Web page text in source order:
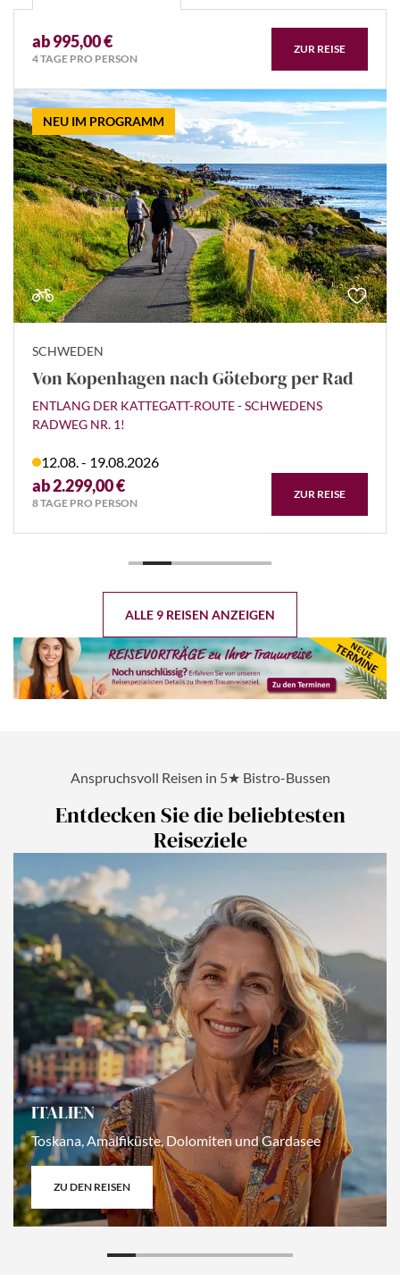
ab 995,00 €
4 TAGE PRO PERSON
ZUR REISE
NEU IM PROGRAMM
SCHWEDEN
Von Kopenhagen nach Göteborg per Rad
ENTLANG DER KATTEGATT-ROUTE - SCHWEDENS
RADWEG NR. 1!
12.08. - 19.08.2026
ab 2.299,00 €
8 TAGE PRO PERSON
ZUR REISE
ALLE 9 REISEN ANZEIGEN
Anspruchsvoll Reisen in 5★ Bistro-Bussen
Entdecken Sie die beliebtesten
Reiseziele
ITALIEN
Toskana, Amalfiküste, Dolomiten und Gardasee
ZU DEN REISEN